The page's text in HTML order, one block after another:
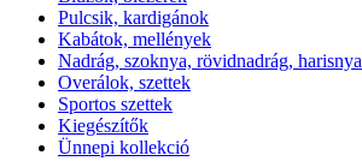
Pulcsik, kardigánok
Kabátok, mellények
Nadrág, szoknya, rövidnadrág, harisnya
Overálok, szettek
Sportos szettek
Kiegészítők
Ünnepi kollekció